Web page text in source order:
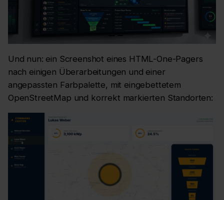
Und nun: ein Screenshot eines HTML-One-Pagers
nach einigen Überarbeitungen und einer
angepassten Farbpalette, mit eingebettetem
OpenStreetMap und korrekt markierten Standorten: